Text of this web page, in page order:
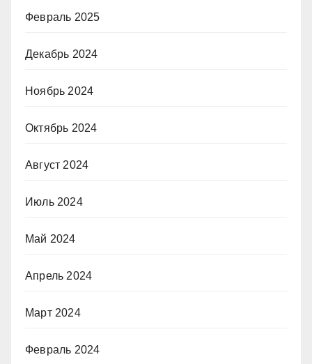
Февраль 2025
Декабрь 2024
Ноябрь 2024
Октябрь 2024
Август 2024
Июль 2024
Май 2024
Апрель 2024
Март 2024
Февраль 2024